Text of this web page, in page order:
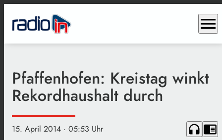
menu
Pfaffenhofen: Kreistag winkt
Rekordhaushalt durch
15. April 2014 · 05:53 Uhr headphones chrome_reader_mode